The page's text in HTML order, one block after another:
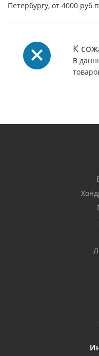
Петербургу, от 4000 руб
К
В